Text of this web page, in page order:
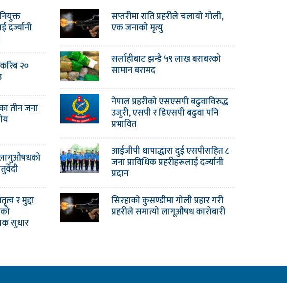
दर्ज्यानी
२०
तीन जना
लागुऔषधको
र मुद्दा
सुधार
सप्तरीमा राति प्रहरीले चलायो गोली,
एक जनाको मृत्यु
सर्लाहीबाट झन्डै ५९ लाख बराबरको
सामान बरामद
नेपाल प्रहरीको एसएसपी बढुवाविरुद्ध
उजुरी, एसपी र डिएसपी बढुवा पनि
प्रभावित
आईजीपी थापाद्धारा दुई एसपीसहित ८
जना प्राविधिक प्रहरीहरूलाई दर्ज्यानी
प्रदान
सिरहाको कुसण्डीमा गोली प्रहार गरी
प्रहरीले समात्यो लागूऔषध कारोबारी